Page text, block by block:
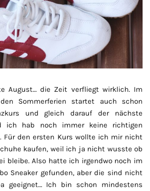
August… die Zeit verfliegt wirklich. Im
Sommerferien startet auch schon
und gleich darauf der nächste
ich hab noch immer keine richtigen
Für den ersten Kurs wollte ich mir nicht
kaufen, weil ich ja nicht wusste ob
bleibe. Also hatte ich irgendwo noch im
Sneaker gefunden, aber die sind nicht
geeignet… Ich bin schon mindestens